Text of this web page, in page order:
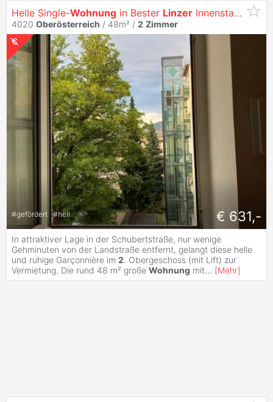
Helle Single-Wohnung in Bester Linzer Innenstadtlage
4020 Oberösterreich / 48m² / 2 Zimmer
#gefördert #hell € 631,-
In attraktiver Lage in der Schubertstraße, nur wenige
Gehminuten von der Landstraße entfernt, gelangt diese helle
und ruhige Garçonnière im 2. Obergeschoss (mit Lift) zur
Vermietung. Die rund 48 m² große Wohnung mit... [Mehr]